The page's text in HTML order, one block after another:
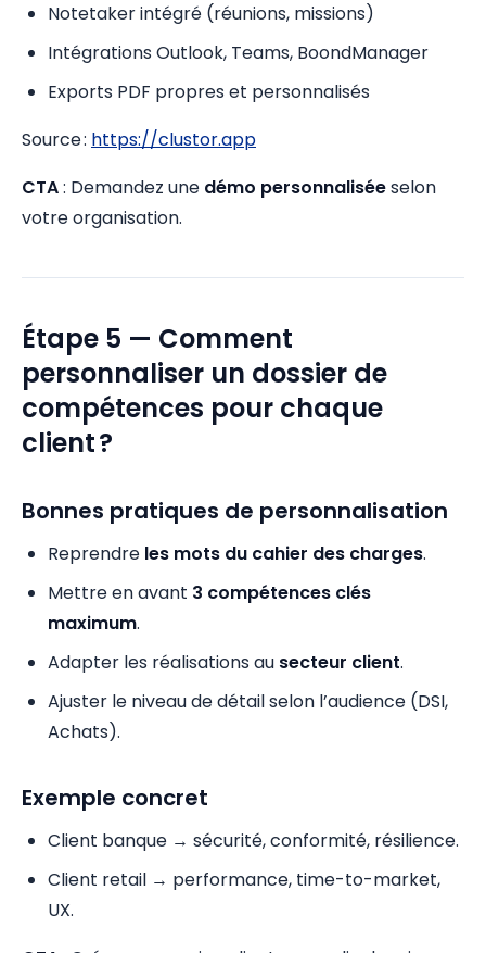
Notetaker intégré (réunions, missions)
Intégrations Outlook, Teams, BoondManager
Exports PDF propres et personnalisés
Source : https://clustor.app
CTA: Demandez une démo personnaliséeselon
votre organisation.
Étape 5 — Comment
personnaliser un dossier de
compétences pour chaque
client ?
Bonnes pratiques de personnalisation
Reprendre les mots du cahier des charges.
Mettre en avant 3 compétences clés
maximum.
Adapter les réalisations au secteur client.
Ajuster le niveau de détail selon l’audience (DSI,
Achats).
Exemple concret
Client banque → sécurité, conformité, résilience.
Client retail → performance, time-to-market,
UX.